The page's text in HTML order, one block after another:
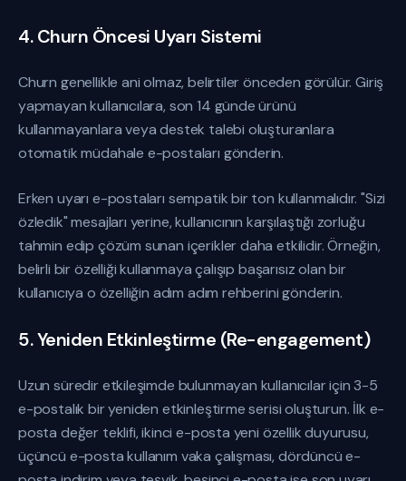
4. Churn Öncesi Uyarı Sistemi
Churn genellikle ani olmaz, belirtiler önceden görülür. Giriş
yapmayan kullanıcılara, son 14 günde ürünü
kullanmayanlara veya destek talebi oluşturanlara
otomatik müdahale e-postaları gönderin.
Erken uyarı e-postaları sempatik bir ton kullanmalıdır. "Sizi
özledik" mesajları yerine, kullanıcının karşılaştığı zorluğu
tahmin edip çözüm sunan içerikler daha etkilidir. Örneğin,
belirli bir özelliği kullanmaya çalışıp başarısız olan bir
kullanıcıya o özelliğin adım adım rehberini gönderin.
5. Yeniden Etkinleştirme (Re-engagement)
Uzun süredir etkileşimde bulunmayan kullanıcılar için 3-5
e-postalık bir yeniden etkinleştirme serisi oluşturun. İlk e-
posta değer teklifi, ikinci e-posta yeni özellik duyurusu,
üçüncü e-posta kullanım vaka çalışması, dördüncü e-